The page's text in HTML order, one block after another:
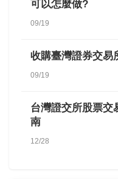
可以怎麼做?
09/19
收購臺灣證券交易
09/19
台灣證交所股票交
南
12/28